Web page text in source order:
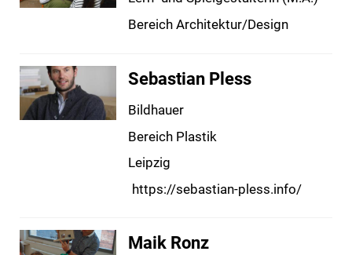
Bereich Architektur/Design
Sebastian Pless
Bildhauer
Bereich Plastik
Leipzig
https://sebastian-pless.info/
Maik Ronz